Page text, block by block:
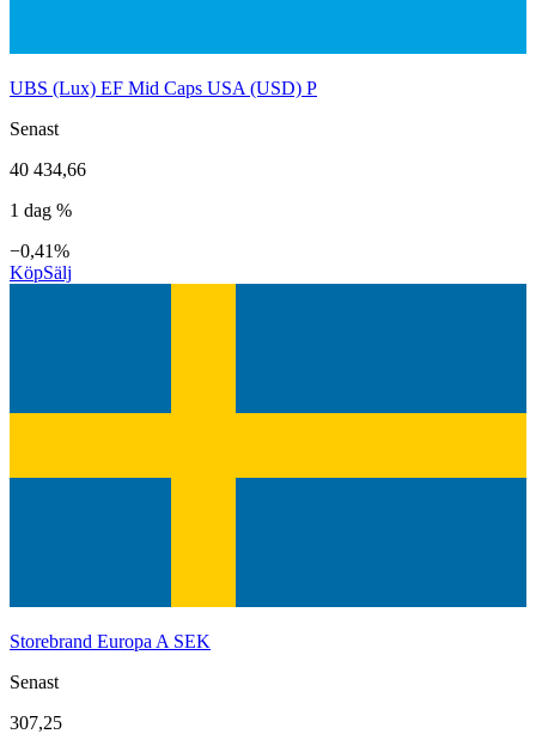
UBS (Lux) EF Mid Caps USA (USD) P
Senast
40 434,66
1 dag %
−0,41%
KöpSälj
Storebrand Europa A SEK
Senast
307,25